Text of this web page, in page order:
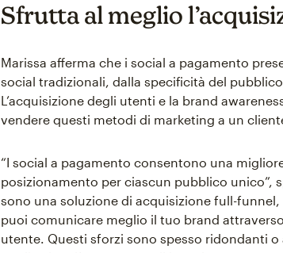
Sfrutta al meglio
Marissa afferma che i social a pagamento
social tradizionali, dalla specificità del
L’acquisizione degli utenti e la brand
vendere questi metodi di marketing a un
“I social a pagamento consentono una
posizionamento per ciascun pubblico unico”,
sono una soluzione di acquisizione full-
puoi comunicare meglio il tuo brand
utente. Questi sforzi sono spesso ridondanti